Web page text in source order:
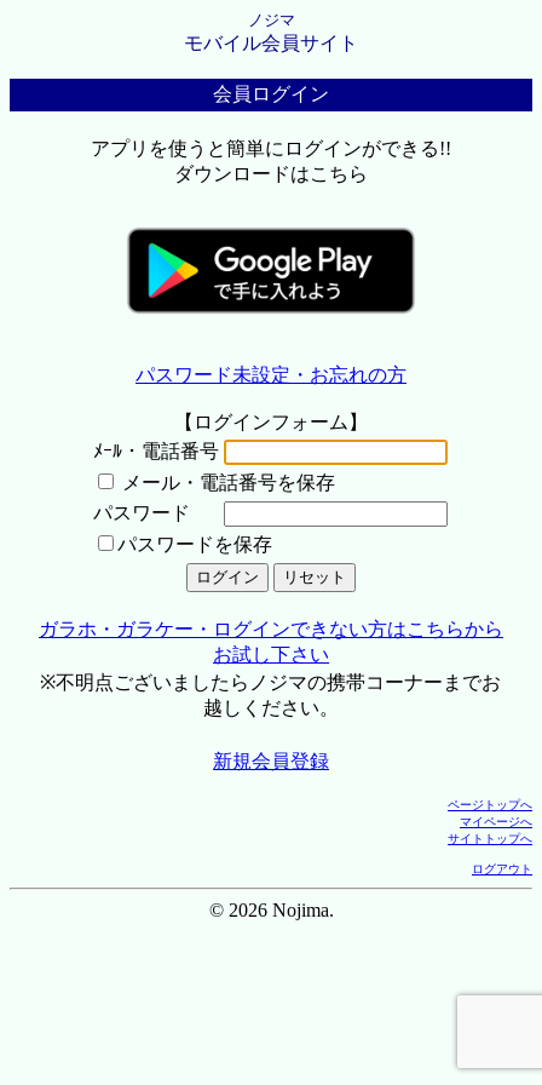
ノジマ
モバイル会員サイト
会員ログイン
アプリを使うと簡単にログインができる!!
ダウンロードはこちら
パスワード未設定・お忘れの方
【ログインフォーム】
ﾒｰﾙ・電話番号
メール・電話番号を保存
パスワード
パスワードを保存
ガラホ・ガラケー・ログインできない方はこちらから
お試し下さい
※不明点ございましたらノジマの携帯コーナーまでお
越しください。
新規会員登録
ページトップへ
マイページへ
サイトトップへ
ログアウト
© 2026 Nojima.